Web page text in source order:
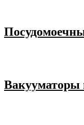
Вакууматоры